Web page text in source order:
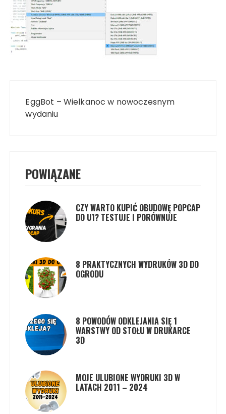
wpisu
EggBot – Wielkanoc w nowoczesnym
wydaniu
POWIĄZANE
CZY WARTO KUPIĆ OBUDOWĘ POPCAP
DO U1? TESTUJE I PORÓWNUJE
8 PRAKTYCZNYCH WYDRUKÓW 3D DO
OGRODU
8 POWODÓW ODKLEJANIA SIĘ 1
WARSTWY OD STOŁU W DRUKARCE
3D
MOJE ULUBIONE WYDRUKI 3D W
LATACH 2011 – 2024